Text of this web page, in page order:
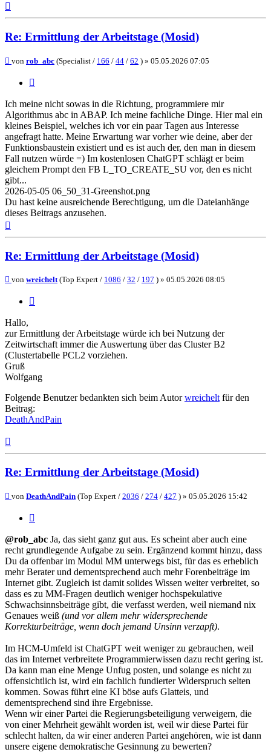
oben
Re: Ermittlung der Arbeitstage (Mosid)
Beitrag
von rob_abc (Specialist / 166 / 44 / 62 ) » 05.05.2026 07:05
Ich meine nicht sowas in die Richtung, programmiere mir
Algorithmus abc in ABAP. Ich meine fachliche Dinge. Hier mal ein
kleines Beispiel, welches ich vor ein paar Tagen aus Interesse
angefragt hatte. Meine Erwartung war vorher wie deine, aber der
Funktionsbaustein existiert und es ist auch der, den man in diesem
Fall nutzen würde =) Im kostenlosen ChatGPT schlägt er beim
gleichem Prompt den FB L_TO_CREATE_SU vor, den es nicht
gibt...
2026-05-05 06_50_31-Greenshot.png
Du hast keine ausreichende Berechtigung, um die Dateianhänge
dieses Beitrags anzusehen.
Re: Ermittlung der Arbeitstage (Mosid)
Beitrag
von wreichelt(Top Expert / 1086 / 32 / 197 ) » 05.05.2026 08:05
Hallo,
zur Ermittlung der Arbeitstage würde ich bei Nutzung der
Zeitwirtschaft immer die Auswertung über das Cluster B2
(Clustertabelle PCL2 vorziehen.
Gruß
Wolfgang
Folgende Benutzer bedankten sich beim Autorwreichelt für den
Beitrag:
DeathAndPain
Re: Ermittlung der Arbeitstage (Mosid)
Beitrag
von DeathAndPain (Top Expert / 2036 / 274 / 427 ) » 05.05.2026 15:42
@rob_abc Ja, das sieht ganz gut aus. Es scheint aber auch eine
recht grundlegende Aufgabe zu sein. Ergänzend kommt hinzu, dass
Du da offenbar im Modul MM unterwegs bist, für das es erheblich
mehr Berater und dementsprechend auch mehr Forenbeiträge im
Internet gibt. Zugleich ist damit solides Wissen weiter verbreitet, so
dass es zu MM-Fragen deutlich weniger hochspekulative
Schwachsinnsbeiträge gibt, die verfasst werden, weil niemand nix
Genaues weiß (und vor allem mehr widersprechende
Korrekturbeiträge, wenn doch jemand Unsinn verzapft).
Im HCM-Umfeld ist ChatGPT weit weniger zu gebrauchen, weil
das im Internet verbreitete Programmierwissen dazu recht gering ist.
Da kann man eine Menge Unfug posten, und solange es nicht zu
offensichtlich ist, wird ein fachlich fundierter Widerspruch selten
kommen. Sowas führt eine KI böse aufs Glatteis, und
dementsprechend sind ihre Ergebnisse.
Wenn wir einer Partei die Regierungsbeteiligung verweigern, die
von einer Mehrheit gewählt worden ist, weil wir diese Partei für
schlecht halten, da wir einer anderen Partei angehören, wie ist dann
unsere eigene demokratische Gesinnung zu bewerten?